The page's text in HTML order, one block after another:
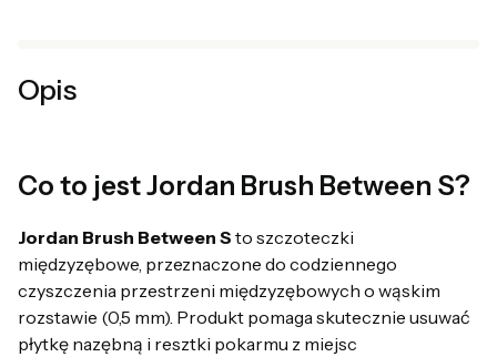
Opis
Co to jest Jordan Brush Between S?
Jordan Brush Between S to szczoteczki
międzyzębowe, przeznaczone do codziennego
czyszczenia przestrzeni międzyzębowych o wąskim
rozstawie (0,5 mm). Produkt pomaga skutecznie usuwać
płytkę nazębną i resztki pokarmu z miejsc